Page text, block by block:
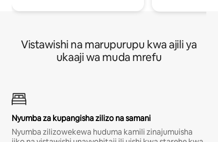
Vistawishi na marupurupu kwa ajili ya
ukaaji wa muda mrefu
Nyumba za kupangisha zilizo na samani
Nyumba zilizowekewa huduma kamili zinajumuisha